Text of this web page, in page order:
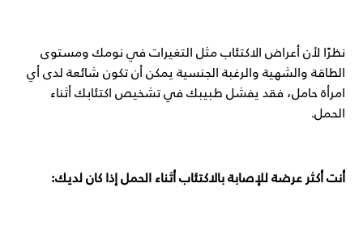
نظرًا لأن أعراض الاكتئاب مثل التغيرات في نومك ومستوى
الطاقة والشهية والرغبة الجنسية يمكن أن تكون شائعة لدى أي
امرأة حامل، فقد يفشل طبيبك في تشخيص اكتئابك أثناء
الحمل.
أنت أكثر عرضة للإصابة بالاكتئاب أثناء الحمل إذا كان لديك: